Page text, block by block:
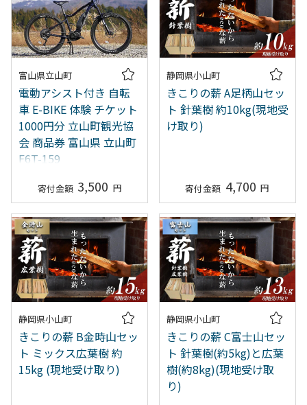
富山県立山町
電動アシスト付き 自転
車 E-BIKE 体験 チケット
1000円分 立山町観光協
会 商品券 富山県 立山町
F6T-159
3,500
静岡県小山町
きこりの薪 A足柄山セッ
ト 針葉樹 約10kg(現地受
け取り)
4,700
静岡県小山町
きこりの薪 B金時山セッ
ト ミックス広葉樹 約
15kg (現地受け取り)
静岡県小山町
きこりの薪 C富士山セッ
ト 針葉樹(約5kg)と広葉
樹(約8kg)(現地受け取
り)